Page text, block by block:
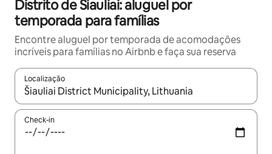
Distrito de Šiauliai: aluguel por
temporada para famílias
Encontre aluguel por temporada de acomodações
incríveis para famílias no Airbnb e faça sua reserva
Localização
Quando os resultados estiverem disponíveis, explore-os
Check-in